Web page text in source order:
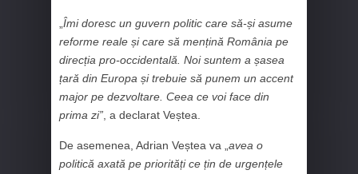
Îmi doresc un guvern politic care să-și asume
reforme reale și care să mențină România pe
direcția pro-occidentală. Noi suntem a șasea
țară din Europa și trebuie să punem un accent
major pe dezvoltare. Ceea ce voi face din
prima zi” , a declarat Veștea.
De asemenea, Adrian Veștea va „ avea o
politică axată pe priorități ce țin de urgențele